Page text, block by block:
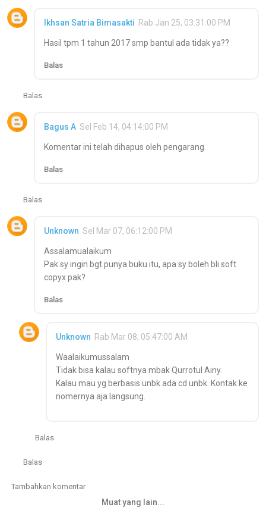
Ikhsan Satria Bimasakti Rab Jan 25, 03:31:00 PM
Hasil tpm 1 tahun 2017 smp bantul ada tidak ya??
Balas
Balas
Bagus A Sel Feb 14, 04:14:00 PM
Komentar ini telah dihapus oleh pengarang.
Balas
Balas
Unknown Sel Mar 07, 06:12:00 PM
Assalamualaikum
Pak sy ingin bgt punya buku itu, apa sy boleh bli soft
copyx pak?
Balas
Unknown Rab Mar 08, 05:47:00 AM
Waalaikumussalam
Tidak bisa kalau softnya mbak Qurrotul Ainy.
Kalau mau yg berbasis unbk ada cd unbk. Kontak ke
nomernya aja langsung.
Balas
Balas
Tambahkan komentar
Muat yang lain...